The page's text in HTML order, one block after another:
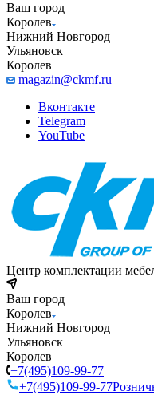
Ваш город
Королев
Нижний Новгород
Ульяновск
Королев
magazin@ckmf.ru
Вконтакте
Telegram
YouTube
Центр комплектации
Ваш город
Королев
Нижний Новгород
Ульяновск
Королев
+7(495)109-99-77
+7(495)109-99-77